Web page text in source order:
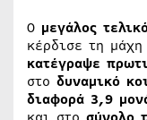
Ο μεγάλος
κέρδισε τη
κατέγραψε
στο δυναμικό
διαφορά 3,9